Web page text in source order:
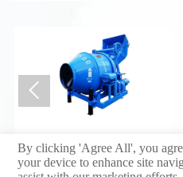
Hormigonera

By clicking 'Agree All', you
your device to enhance site